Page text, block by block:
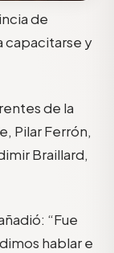
de
capacitarse y
de la
Pilar Ferrón,
Braillard,
“Fue
hablar e